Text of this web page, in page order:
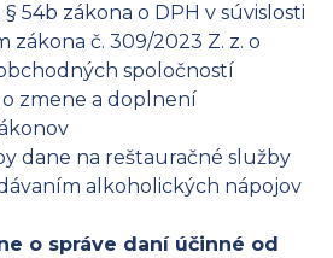
§ 54b zákona o DPH v súvislosti
zákona č. 309/2023 Z. z. o
spoločností
zmene a doplnení
dane na reštauračné služby
alkoholických nápojov
o správe daní účinné od